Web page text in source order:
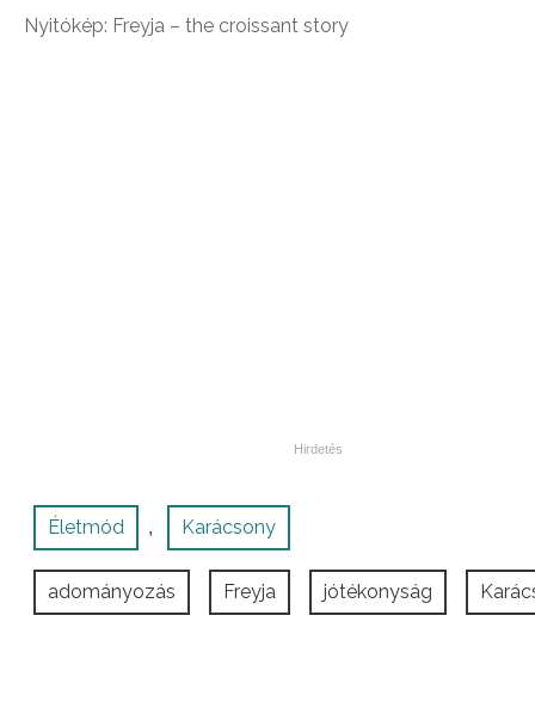
Nyitókép: Freyja – the croissant story
Életmód , Karácsony
adományozás Freyja jótékonyság